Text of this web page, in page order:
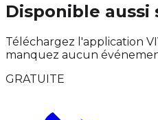
Disponible aussi
Téléchargez l'application
manquez aucun
GRATUITE